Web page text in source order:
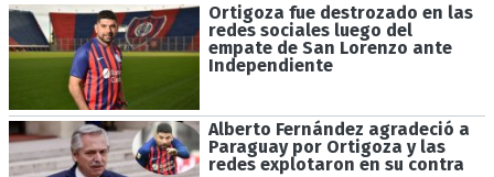
Ortigoza fue destrozado en las
redes sociales luego del
empate de San Lorenzo ante
Independiente
Alberto Fernández agradeció a
Paraguay por Ortigoza y las
redes explotaron en su contra